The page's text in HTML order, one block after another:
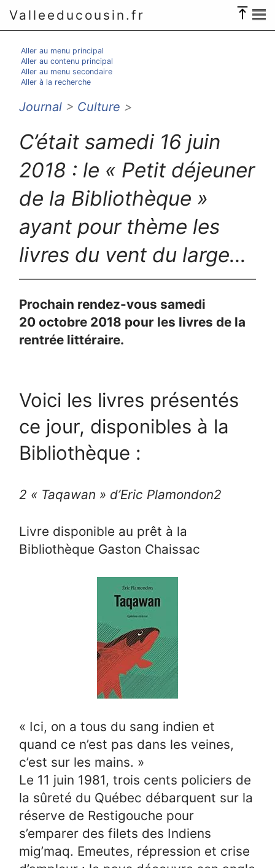
Valleeducousin.fr
Aller au menu principal
Aller au contenu principal
Aller au menu secondaire
Aller à la recherche
Journal > Culture >
C’était samedi 16 juin
2018 : le « Petit déjeuner
de la Bibliothèque »
ayant pour thème les
livres du vent du large...
Prochain rendez-vous samedi
20 octobre 2018 pour les livres de la
rentrée littéraire.
Voici les livres présentés
ce jour, disponibles à la
Bibliothèque :
2 « Taqawan » d’Eric Plamondon2
Livre disponible au prêt à la
Bibliothèque Gaston Chaissac
« Ici, on a tous du sang indien et
quand ce n’est pas dans les veines,
c’est sur les mains. »
Le 11 juin 1981, trois cents policiers de
la sûreté du Québec débarquent sur la
réserve de Restigouche pour
s’emparer des filets des Indiens
mig’maq. Emeutes, répression et crise